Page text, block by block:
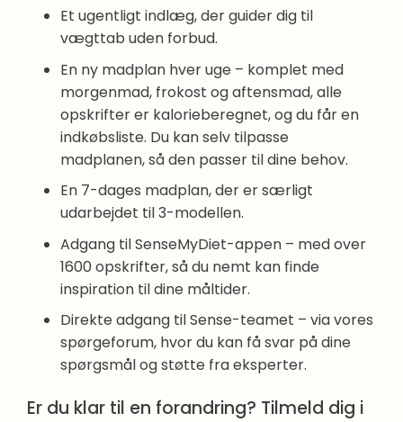
Et ugentligt indlæg, der guider dig til
vægttab uden forbud.
En ny madplan hver uge – komplet med
morgenmad, frokost og aftensmad, alle
opskrifter er kalorieberegnet, og du får en
indkøbsliste. Du kan selv tilpasse
madplanen, så den passer til dine behov.
En 7-dages madplan, der er særligt
udarbejdet til 3-modellen.
Adgang til SenseMyDiet-appen – med over
1600 opskrifter, så du nemt kan finde
inspiration til dine måltider.
Direkte adgang til Sense-teamet – via vores
spørgeforum, hvor du kan få svar på dine
spørgsmål og støtte fra eksperter.
Er du klar til en forandring? Tilmeld dig i